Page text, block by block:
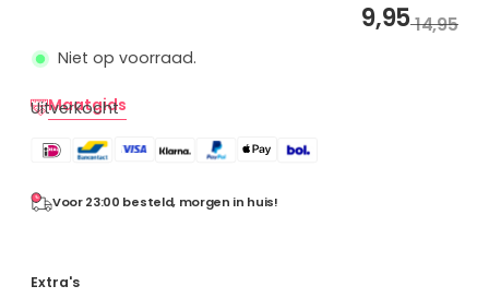
Prinsessen
Kinderfeest
14,95
9,95
Niet op voorraad.
Maatgids
Uitverkocht
Voor 23:00 besteld, morgen in huis!
Extra's